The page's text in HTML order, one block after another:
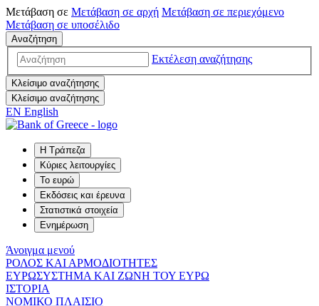
Μετάβαση σε Μετάβαση σε αρχή Μετάβαση σε περιεχόμενο
Μετάβαση σε υποσέλιδο
Αναζήτηση
Εκτέλεση αναζήτησης
Κλείσιμο αναζήτησης
Κλείσιμο αναζήτησης
EN English
Η Τράπεζα
Κύριες λειτουργίες
Το ευρώ
Εκδόσεις και έρευνα
Στατιστικά στοιχεία
Ενημέρωση
Άνοιγμα μενού
ΡΟΛΟΣ ΚΑΙ ΑΡΜΟΔΙΟΤΗΤΕΣ
ΕΥΡΩΣΥΣΤΗΜΑ ΚΑΙ ΖΩΝΗ ΤΟΥ ΕΥΡΩ
ΙΣΤΟΡΙΑ
ΝΟΜΙΚΟ ΠΛΑΙΣΙΟ